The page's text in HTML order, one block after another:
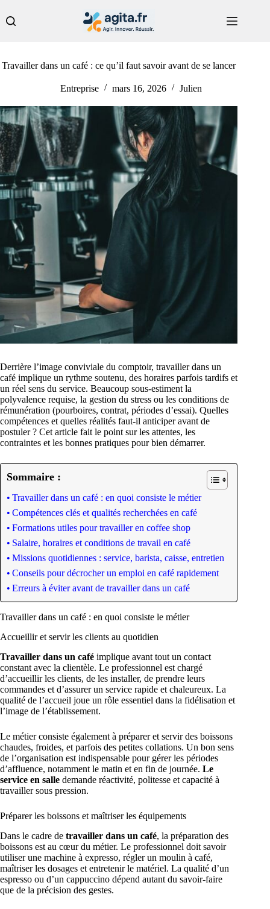
au
contenu
Travailler dans un café : ce qu’il faut savoir avant de se lancer
Entreprise mars 16, 2026 Julien
Derrière l’image conviviale du comptoir, travailler dans un
café implique un rythme soutenu, des horaires parfois tardifs et
un réel sens du service. Beaucoup sous-estiment la
polyvalence requise, la gestion du stress ou les conditions de
rémunération (pourboires, contrat, périodes d’essai). Quelles
compétences et quelles réalités faut-il anticiper avant de
postuler ? Cet article fait le point sur les attentes, les
contraintes et les bonnes pratiques pour bien démarrer.
Sommaire :
Travailler dans un café : en quoi consiste le métier
Compétences clés et qualités recherchées en café
Formations utiles pour travailler en coffee shop
Salaire, horaires et conditions de travail en café
Missions quotidiennes : service, barista, caisse, entretien
Conseils pour décrocher un emploi en café rapidement
Erreurs à éviter avant de travailler dans un café
Travailler dans un café : en quoi consiste le métier
Accueillir et servir les clients au quotidien
Travailler dans un café implique avant tout un contact
constant avec la clientèle. Le professionnel est chargé
d’accueillir les clients, de les installer, de prendre leurs
commandes et d’assurer un service rapide et chaleureux. La
qualité de l’accueil joue un rôle essentiel dans la fidélisation et
l’image de l’établissement.
Le métier consiste également à préparer et servir des boissons
chaudes, froides, et parfois des petites collations. Un bon sens
de l’organisation est indispensable pour gérer les périodes
d’affluence, notamment le matin et en fin de journée. Le
service en salle demande réactivité, politesse et capacité à
travailler sous pression.
Préparer les boissons et maîtriser les équipements
Dans le cadre de travailler dans un café, la préparation des
boissons est au cœur du métier. Le professionnel doit savoir
utiliser une machine à expresso, régler un moulin à café,
maîtriser les dosages et entretenir le matériel. La qualité d’un
espresso ou d’un cappuccino dépend autant du savoir-faire
que de la précision des gestes.